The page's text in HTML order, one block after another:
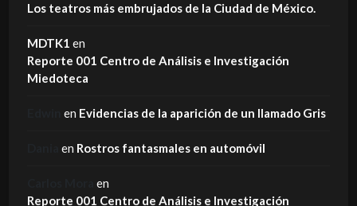
Los teatros más embrujados de la Ciudad de México.
MDTK1 en
Reporte 001 Centro de Análisis e Investigación
Miedoteca
en Evidencias de la aparición de un llamado Gris
en Rostros fantasmales en automóvil
en
Reporte 001 Centro de Análisis e Investigación